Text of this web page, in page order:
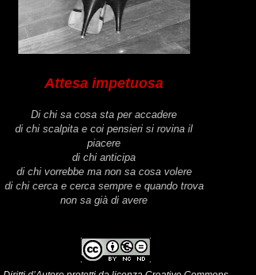
Attesa impetuosa
Di chi sa cosa sta per accadere
di chi scalpita e coi pensieri si rovina il
piacere
di chi anticipa
di chi vorrebbe ma non sa cosa volere
di chi cerca e cerca sempre e quando trova
non sa già di avere